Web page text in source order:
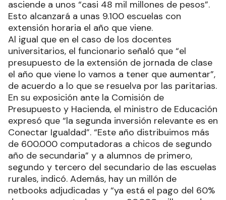
asciende a unos “casi 48 mil millones de pesos”.
Esto alcanzará a unas 9.100 escuelas con
extensión horaria el año que viene.
Al igual que en el caso de los docentes
universitarios, el funcionario señaló que “el
presupuesto de la extensión de jornada de clase
el año que viene lo vamos a tener que aumentar”,
de acuerdo a lo que se resuelva por las paritarias.
En su exposición ante la Comisión de
Presupuesto y Hacienda, el ministro de Educación
expresó que “la segunda inversión relevante es en
Conectar Igualdad”. “Este año distribuimos más
de 600.000 computadoras a chicos de segundo
año de secundaria” y a alumnos de primero,
segundo y tercero del secundario de las escuelas
rurales, indicó. Además, hay un millón de
netbooks adjudicadas y “ya está el pago del 60%